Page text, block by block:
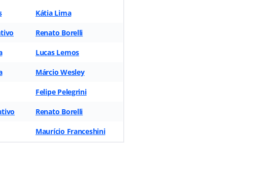
Kátia Lima
Renato Borelli
Lucas Lemos
Márcio Wesley
Felipe Pelegrini
Renato Borelli
Maurício Franceshini